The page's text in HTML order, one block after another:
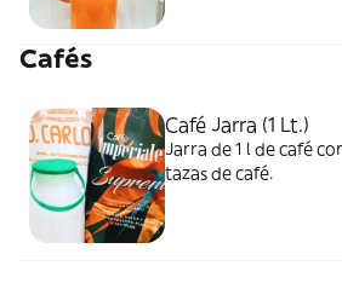
Cafés
Café Jarra (1 Lt.)
Jarra de 1 l de café
tazas de café.